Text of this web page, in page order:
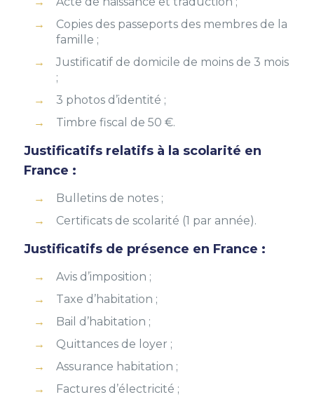
Copies des passeports des membres de la
famille ;
Justificatif de domicile de moins de 3 mois
;
3 photos d’identité ;
Timbre fiscal de 50 €.
Justificatifs relatifs à la scolarité en
France :
Bulletins de notes ;
Certificats de scolarité (1 par année).
Justificatifs de présence en France :
Avis d’imposition ;
Taxe d’habitation ;
Bail d’habitation ;
Quittances de loyer ;
Assurance habitation ;
Factures d’électricité ;